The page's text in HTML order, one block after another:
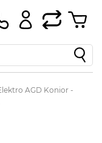
AGD Konior -